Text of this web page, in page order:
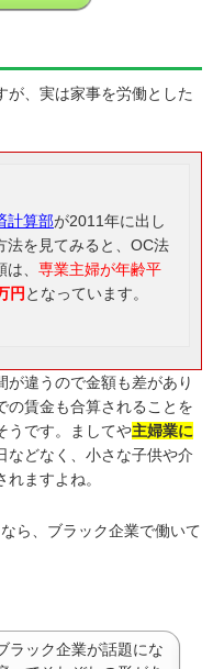
が、実は家事を労働とした
計算部が2011年に出し
法を見てみると、OC法
、 専業主婦が年齢平
円 となっています。
違うので金額も差があり
の賃金も合算されることを
うです。ましてや主婦業に
などなく、小さな子供や介
ますよね。
ら、ブラック企業で働いて
ラック企業が話題にな